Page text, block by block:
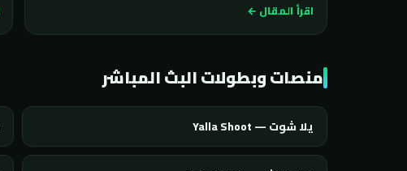
اقرأ المقال ←
منصات وبطولات البث المباشر
يلا شوت — Yalla Shoot